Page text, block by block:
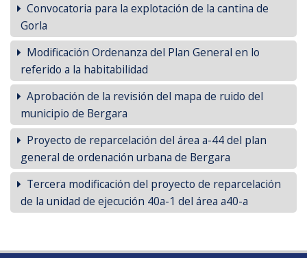
Convocatoria para la explotación de la cantina de
Gorla
Modificación Ordenanza del Plan General en lo
referido a la habitabilidad
Aprobación de la revisión del mapa de ruido del
municipio de Bergara
Proyecto de reparcelación del área a-44 del plan
general de ordenación urbana de Bergara
Tercera modificación del proyecto de reparcelación
de la unidad de ejecución 40a-1 del área a40-a